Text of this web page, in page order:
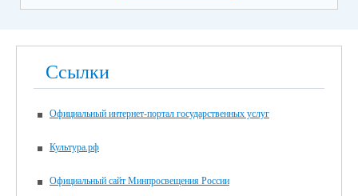
Ссылки
Официальный интернет-портал государственных услуг
Культура.рф
Официальный сайт Минпросвещения России